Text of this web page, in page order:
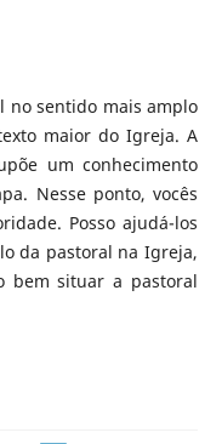
no sentido mais amplo
maior do Igreja. A
um conhecimento
Nesse ponto, vocês
Posso ajudá-los
da pastoral na Igreja,
bem situar a pastoral